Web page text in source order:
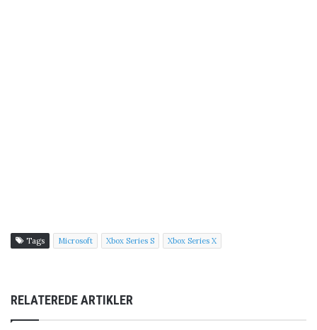
Tags Microsoft Xbox Series S Xbox Series X
RELATEREDE ARTIKLER